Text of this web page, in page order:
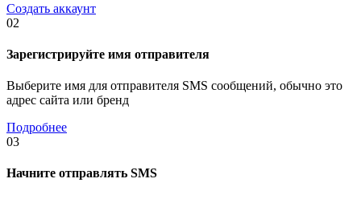
Создать аккаунт
02
Зарегистрируйте имя отправителя
Выберите имя для отправителя SMS сообщений, обычно это
адрес сайта или бренд
Подробнее
03
Начните отправлять SMS